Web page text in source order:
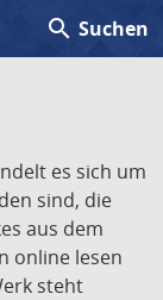
search Suchen
es sich um
sind, die
aus dem
online lesen
steht